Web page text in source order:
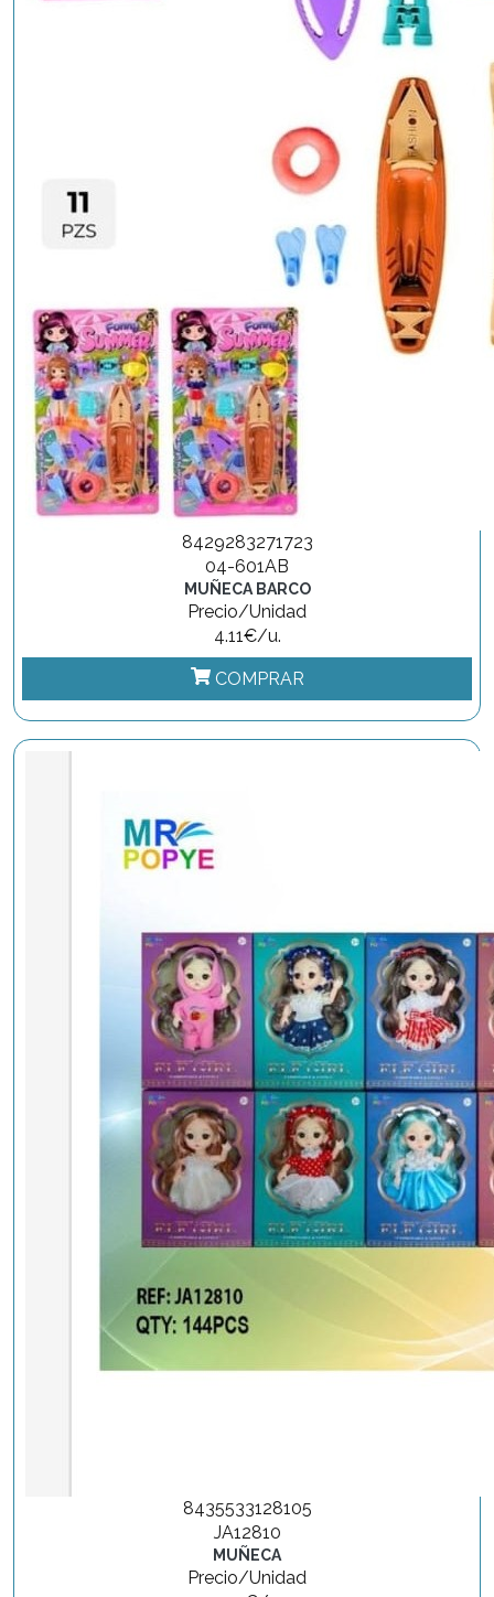
8429283271723
04-601AB
MUÑECA BARCO
Precio/Unidad
4.11€/u.
COMPRAR
8435533128105
JA12810
MUÑECA
Precio/Unidad